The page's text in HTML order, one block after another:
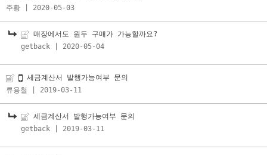
주황
| 2020-05-03
매장에서도 원두 구매가 가능할까요?
getback
| 2020-05-04
세금계산서 발행가능여부 문의
류용철
| 2019-03-11
세금계산서 발행가능여부 문의
getback
| 2019-03-11